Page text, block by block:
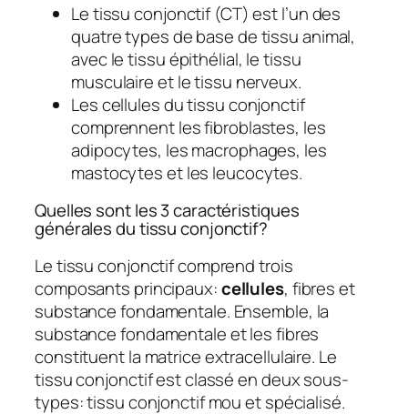
Le tissu conjonctif (CT) est l’un des
quatre types de base de tissu animal,
avec le tissu épithélial, le tissu
musculaire et le tissu nerveux.
Les cellules du tissu conjonctif
comprennent les fibroblastes, les
adipocytes, les macrophages, les
mastocytes et les leucocytes.
Quelles sont les 3 caractéristiques
générales du tissu conjonctif?
Le tissu conjonctif comprend trois
composants principaux:cellules, fibres et
substance fondamentale. Ensemble, la
substance fondamentale et les fibres
constituent la matrice extracellulaire. Le
tissu conjonctif est classé en deux sous-
types: tissu conjonctif mou et spécialisé.